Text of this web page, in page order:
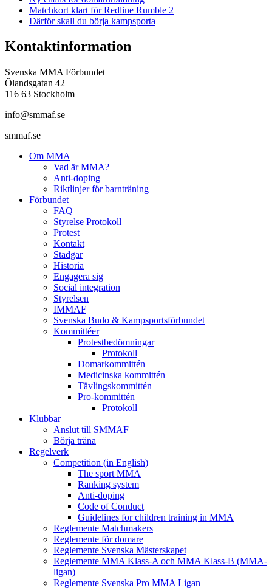
Matchkort klart för Redline Rumble 2
Därför skall du börja kampsporta
Kontaktinformation
Svenska MMA Förbundet
Ölandsgatan 42
116 63 Stockholm
info@smmaf.se
smmaf.se
Om MMA
Vad är MMA?
Anti-doping
Riktlinjer för barnträning
Förbundet
FAQ
Styrelse Protokoll
Protest
Kontakt
Stadgar
Historia
Engagera sig
Social integration
Styrelsen
IMMAF
Svenska Budo & Kampsportsförbundet
Kommittéer
Protestbedömningar
Protokoll
Domarkommittén
Medicinska kommittén
Tävlingskommittén
Pro-kommittén
Protokoll
Klubbar
Anslut till SMMAF
Börja träna
Regelverk
Competition (in English)
The sport MMA
Ranking system
Anti-doping
Code of Conduct
Guidelines for children training in MMA
Reglemente Matchmakers
Reglemente för domare
Reglemente Svenska Mästerskapet
Reglemente MMA Klass-A och MMA Klass-B (MMA-
ligan)
Reglemente Svenska Pro MMA Ligan